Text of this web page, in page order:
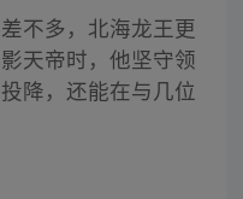
不多，北海龙王更
天帝时，他坚守领
降，还能在与几位